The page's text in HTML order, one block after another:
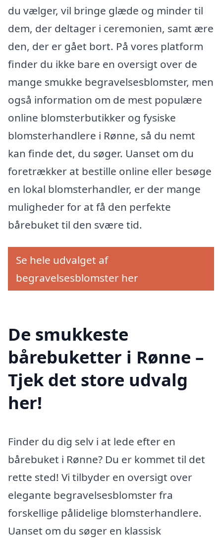
du vælger, vil bringe glæde og minder til
dem, der deltager i ceremonien, samt ære
den, der er gået bort. På vores platform
finder du ikke bare en oversigt over de
mange smukke begravelsesblomster, men
også information om de mest populære
online blomsterbutikker og fysiske
blomsterhandlere i Rønne, så du nemt
kan finde det, du søger. Uanset om du
foretrækker at bestille online eller besøge
en lokal blomsterhandler, er der mange
muligheder for at få den perfekte
bårebuket til den svære tid.
Se hele udvalget af
begravelsesblomster her
De smukkeste
bårebuketter i Rønne –
Tjek det store udvalg
her!
Finder du dig selv i at lede efter en
bårebuket i Rønne? Du er kommet til det
rette sted! Vi tilbyder en oversigt over
elegante begravelsesblomster fra
forskellige pålidelige blomsterhandlere.
Uanset om du søger en klassisk